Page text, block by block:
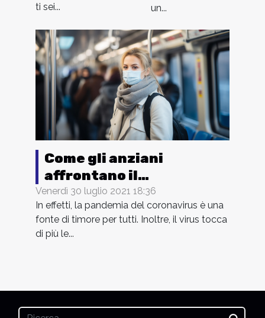
ti sei...
un...
Come gli anziani
affrontano il
Coronavirus ?
Venerdì 30 luglio 2021 18:36
In effetti, la pandemia del coronavirus è una
fonte di timore per tutti. Inoltre, il virus tocca
di più le...